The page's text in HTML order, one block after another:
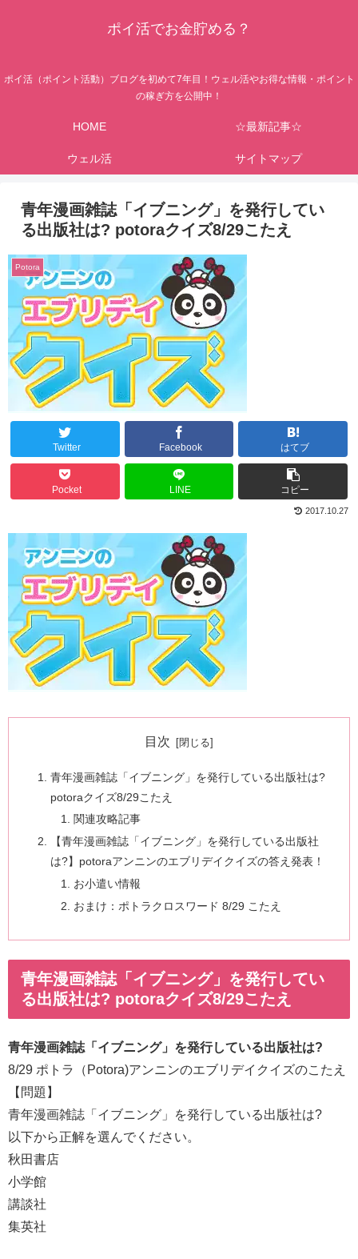
ポイ活でお金貯める？
ポイ活（ポイント活動）ブログを初めて7年目！ウェル活やお得な情報・ポイント
の稼ぎ方を公開中！
HOME ☆最新記事☆
ウェル活 サイトマップ
青年漫画雑誌「イブニング」を発行してい
る出版社は? potoraクイズ8/29こたえ
Potora
Twitter Facebook はてブ
Pocket LINE コピー
2017.10.27
目次
青年漫画雑誌「イブニング」を発行している出版社は?
potoraクイズ8/29こたえ
関連攻略記事
【青年漫画雑誌「イブニング」を発行している出版社
は?】potoraアンニンのエブリデイクイズの答え発表！
お小遣い情報
おまけ：ポトラクロスワード 8/29 こたえ
青年漫画雑誌「イブニング」を発行してい
る出版社は? potoraクイズ8/29こたえ
青年漫画雑誌「イブニング」を発行している出版社は?
8/29 ポトラ（Potora)アンニンのエブリデイクイズのこたえ
【問題】
青年漫画雑誌「イブニング」を発行している出版社は?
以下から正解を選んでください。
秋田書店
小学館
講談社
集英社